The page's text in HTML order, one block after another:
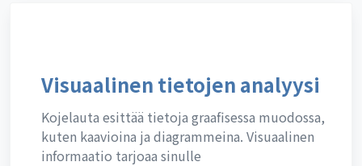
Visuaalinen tietojen analyysi
Kojelauta esittää tietoja graafisessa muodossa,
kuten kaavioina ja diagrammeina. Visuaalinen
informaatio tarjoaa sinulle